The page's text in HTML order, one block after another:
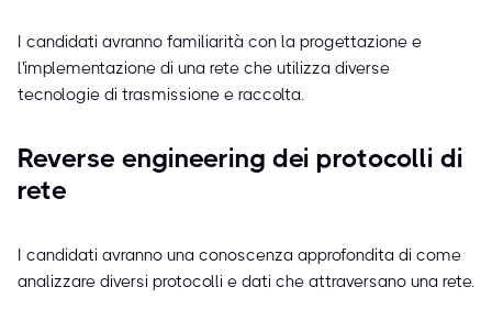
I candidati avranno familiarità con la progettazione e
l'implementazione di una rete che utilizza diverse
tecnologie di trasmissione e raccolta.
Reverse engineering dei protocolli di
rete
I candidati avranno una conoscenza approfondita di come
analizzare diversi protocolli e dati che attraversano una rete.